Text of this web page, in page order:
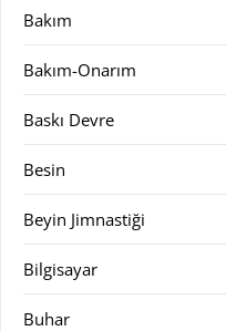
Bakım
Bakım-Onarım
Baskı Devre
Besin
Beyin Jimnastiği
Bilgisayar
Buhar